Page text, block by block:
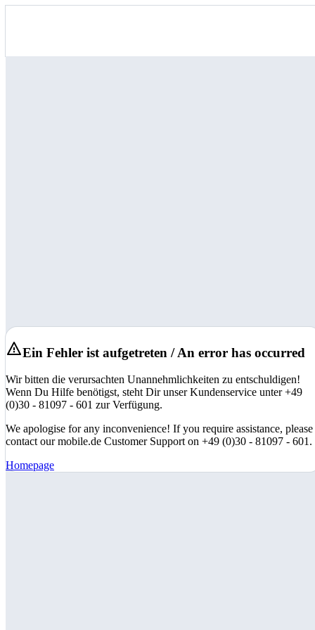
Ein Fehler ist aufgetreten / An error has occurred
Wir bitten die verursachten Unannehmlichkeiten zu entschuldigen!
Wenn Du Hilfe benötigst, steht Dir unser Kundenservice unter +49
(0)30 - 81097 - 601 zur Verfügung.
We apologise for any inconvenience! If you require assistance, please
contact our mobile.de Customer Support on +49 (0)30 - 81097 - 601.
Homepage